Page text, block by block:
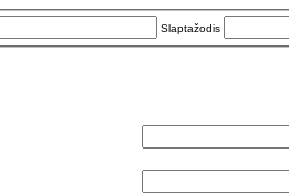
Slaptažodis